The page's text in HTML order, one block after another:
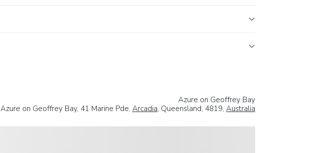
Azure on Geoffrey Bay
Azure on Geoffrey Bay, 41 Marine Pde, Arcadia, Queensland, 4819, Australia